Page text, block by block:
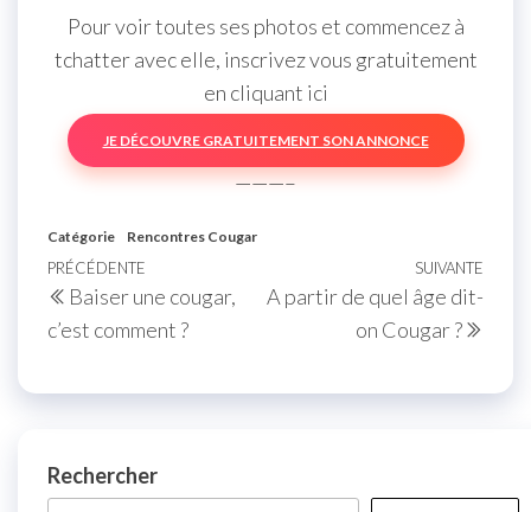
Pour voir toutes ses photos et commencez à
tchatter avec elle, inscrivez vous gratuitement
en cliquant ici
JE DÉCOUVRE GRATUITEMENT SON ANNONCE
———–
Catégorie Rencontres Cougar
Navigation
de
l’article
Article
précédent
PRÉCÉDENTE
Baiser une cougar,
c’est comment ?
SUIVANTE
A partir de quel âge dit-
on Cougar ?
Rechercher